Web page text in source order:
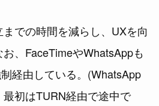
での時間を減らし、UXを向
、FaceTimeやWhatsAppも
経由している。(WhatsApp
初はTURN経由で途中で